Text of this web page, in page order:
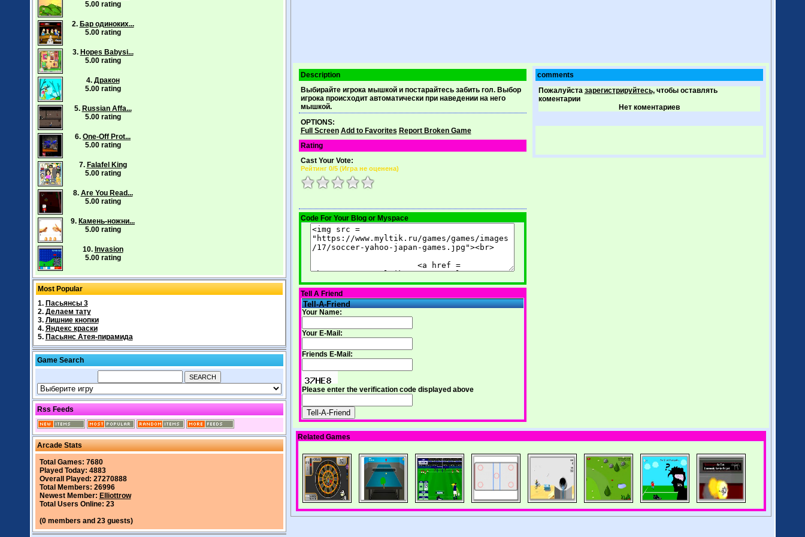
5.00 rating
2. Бар одиноких...
5.00 rating
3. Hopes Babysi...
5.00 rating
4. Дракон
5.00 rating
5. Russian Affa...
5.00 rating
6. One-Off Prot...
5.00 rating
7. Falafel King
5.00 rating
8. Are You Read...
5.00 rating
9. Камень-ножни...
5.00 rating
10. Invasion
5.00 rating
Most Popular
1. Пасьянсы 3
2. Делаем тату
3. Лишние кнопки
4. Яндекс краски
5. Пасьянс Атея-пирамида
Game Search
Rss Feeds
Arcade Stats
Total Games: 7680
Played Today: 4883
Overall Played: 27270888
Total Members: 26996
Newest Member: Elliottrow
Total Users Online: 23
(0 members and 23 guests)
Description
Выбирайте игрока мышкой и постарайтесь забить гол. Выбор
игрока происходит автоматически при наведении на него
мышкой.
OPTIONS:
Full Screen Add to Favorites Report Broken Game
Rating
Cast Your Vote:
Рейтинг 0/5 (Игра не оценена)
Code For Your Blog or Myspace
Tell A Friend
Tell-A-Friend
Your Name:
Your E-Mail:
Friends E-Mail:
Please enter the verification code displayed above
comments
Пожалуйста зарегистрируйтесь,чтобы оставлять
коментарии
Нет коментариев
Related Games